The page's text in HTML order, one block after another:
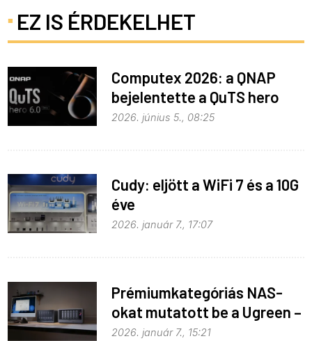
EZ IS ÉRDEKELHET
Computex 2026: a QNAP
bejelentette a QuTS hero
h6.0-t
2026. június 5., 08:25
Cudy: eljött a WiFi 7 és a 10G
éve
2026. január 7., 17:07
Prémiumkategóriás NAS-
okat mutatott be a Ugreen –
AI-val
2026. január 7., 15:21